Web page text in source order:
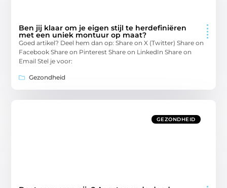
Ben jij klaar om je eigen stijl te herdefiniëren
met een uniek montuur op maat?
Goed artikel? Deel hem dan op: Share on X (Twitter) Share on
Facebook Share on Pinterest Share on LinkedIn Share on
Email Stel je voor:
Gezondheid
GEZONDHEID